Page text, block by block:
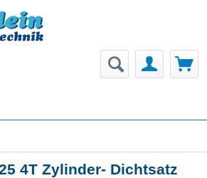
4T Zylinder- Dichtsatz